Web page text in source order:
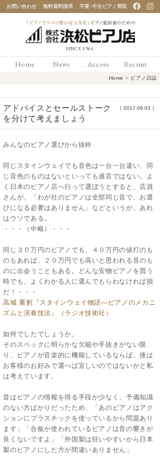
「ピアノでココロ豊かな
人生を」ピアノ愛好家の
ための 浜松ピアノ店
お問い合わせ 無料資料請求 不要･中古ピアノ買取
Home News Access Recruit
Home > ピアノ日誌
［ 2017.09.03 ］
アドバイスとセールストーク
を分けて考えましょう
みんなのピアノ選びから抜粋
同じスタインウェイでも音色は一台一台違い、同
じ音色のものはないといっても過言ではない。よ
く日本のピアノ店へ行って選ぼうとすると、店員
さんが、「わが社のピアノは全部同じ音で、お選
びになる必要はありません」などというが、あれ
はウソである。
・・・（中略）・・・
同じ３０万円のピアノでも、４０万円の値打のも
のもあれば、２０万円でも高いと思われる音のも
のに出会うこともある。どんな安物ピアノを買う
時でも、よくわかる人に選んでもらわなければ損
だ！・・・
高城 重躬 『スタインウェイ物語―ピアノのメカニ
ズムと演奏技法』（ラジオ技術社）
如何でしたでしょうか。
そのスペックに明らかな欠陥や手抜きがない限
り、ピアノが音楽的に機能しているならば、後は
お客様のお好みで選べば宜しいのではないかと私
は考えています。
昔はピアノの情報を得る手段が少なく、予備知識
のない方ばかりだったため、「あのピアノはアク
ションにプラスチックを使っているから問題あり
ます」「合板が使われているピアノは音の響きが
良くないですよ」「外国製は狂いやすいから日本
製のピアノにした方が間違いありません」